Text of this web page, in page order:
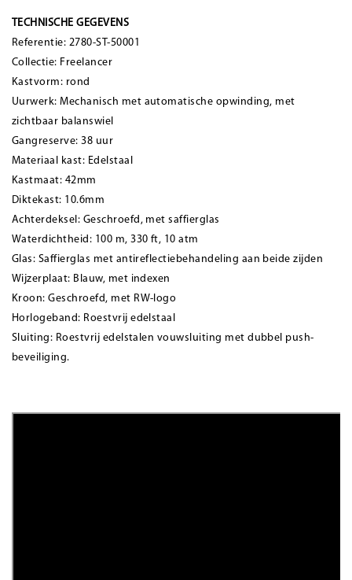
TECHNISCHE GEGEVENS
Referentie: 2780-ST-50001
Collectie: Freelancer
Kastvorm: rond
Uurwerk: Mechanisch met automatische opwinding, met
zichtbaar balanswiel
Gangreserve: 38 uur
Materiaal kast: Edelstaal
Kastmaat: 42mm
Diktekast: 10.6mm
Achterdeksel: Geschroefd, met saffierglas
Waterdichtheid: 100 m, 330 ft, 10 atm
Glas: Saffierglas met antireflectiebehandeling aan beide zijden
Wijzerplaat: Blauw, met indexen
Kroon: Geschroefd, met RW-logo
Horlogeband: Roestvrij edelstaal
Sluiting: Roestvrij edelstalen vouwsluiting met dubbel push-
beveiliging.